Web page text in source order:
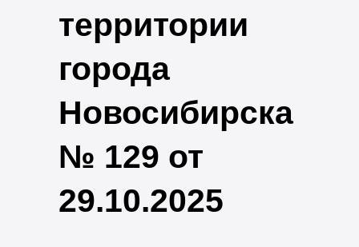
территории
города
Новосибирска
№ 129 от
29.10.2025